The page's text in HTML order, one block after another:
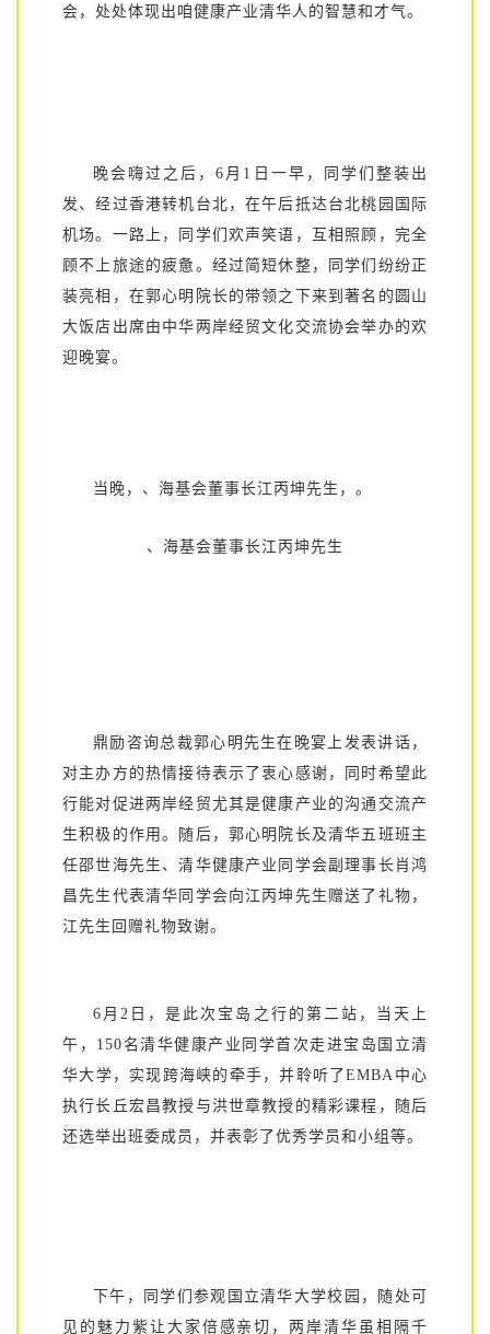
会，处处体现出咱健康产业清华人的智慧和才气。
晚会嗨过之后，6月1日一早，同学们整装出
发、经过香港转机台北，在午后抵达台北桃园国际
机场。一路上，同学们欢声笑语，互相照顾，完全
顾不上旅途的疲惫。经过简短休整，同学们纷纷正
装亮相，在郭心明院长的带领之下来到著名的圆山
大饭店出席由中华两岸经贸文化交流协会举办的欢
迎晚宴。
当晚，、海基会董事长江丙坤先生，。
、海基会董事长江丙坤先生
鼎励咨询总裁郭心明先生在晚宴上发表讲话，
对主办方的热情接待表示了衷心感谢，同时希望此
行能对促进两岸经贸尤其是健康产业的沟通交流产
生积极的作用。随后，郭心明院长及清华五班班主
任邵世海先生、清华健康产业同学会副理事长肖鸿
昌先生代表清华同学会向江丙坤先生赠送了礼物，
江先生回赠礼物致谢。
6月2日，是此次宝岛之行的第二站，当天上
午，150名清华健康产业同学首次走进宝岛国立清
华大学，实现跨海峡的牵手，并聆听了EMBA中心
执行长丘宏昌教授与洪世章教授的精彩课程，随后
还选举出班委成员，并表彰了优秀学员和小组等。
下午，同学们参观国立清华大学校园，随处可
见的魅力紫让大家倍感亲切，两岸清华虽相隔千